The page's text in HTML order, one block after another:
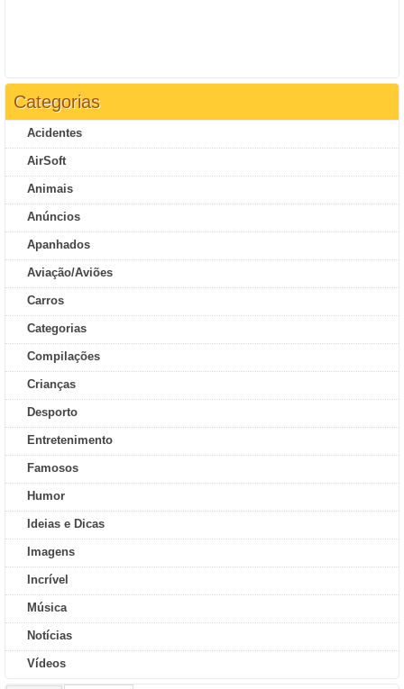
Categorias
Acidentes
AirSoft
Animais
Anúncios
Apanhados
Aviação/Aviões
Carros
Categorias
Compilações
Crianças
Desporto
Entretenimento
Famosos
Humor
Ideias e Dicas
Imagens
Incrível
Música
Notícias
Vídeos